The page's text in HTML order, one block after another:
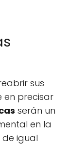
sus
en precisar
serán un
en la
igual